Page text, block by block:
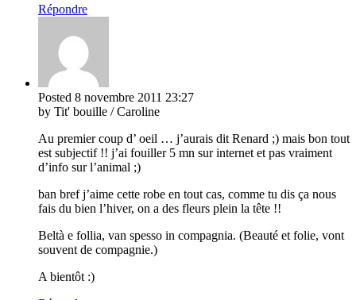
Répondre
Posted 8 novembre 2011 23:27
by Tit' bouille / Caroline
Au premier coup d’ oeil … j’aurais dit Renard ;) mais bon tout
est subjectif !! j’ai fouiller 5 mn sur internet et pas vraiment
d’info sur l’animal ;)
ban bref j’aime cette robe en tout cas, comme tu dis ça nous
fais du bien l’hiver, on a des fleurs plein la tête !!
Beltà e follia, van spesso in compagnia. (Beauté et folie, vont
souvent de compagnie.)
A bientôt :)